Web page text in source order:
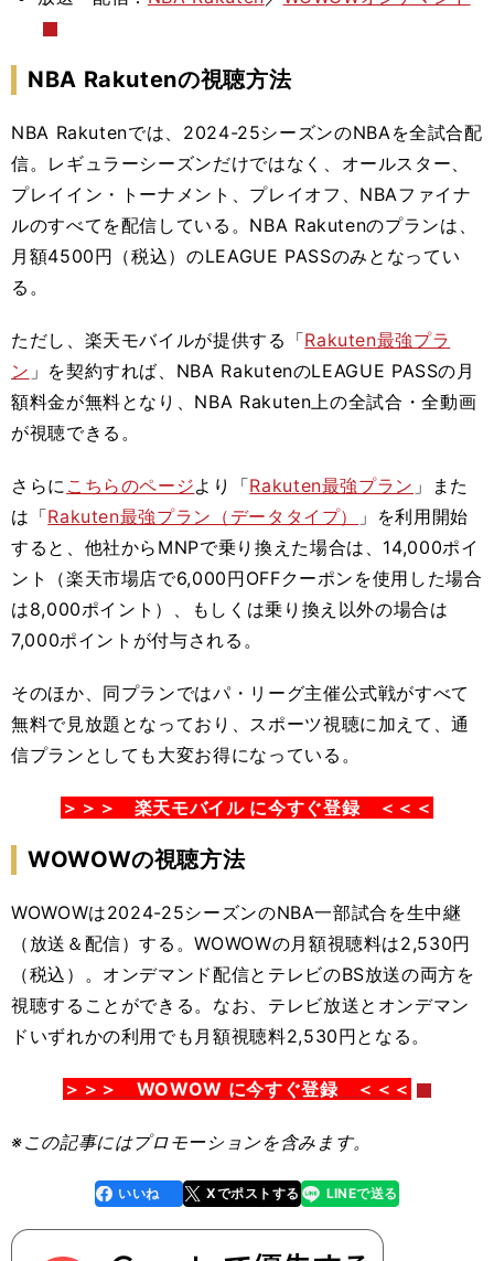
NBA Rakutenの視聴方法
NBA Rakutenでは、2024-25シーズンのNBAを全試合配
信。レギュラーシーズンだけではなく、オールスター、
プレイイン・トーナメント、プレイオフ、NBAファイナ
ルのすべてを配信している。NBA Rakutenのプランは、
月額4500円（税込）のLEAGUE PASSのみとなってい
る。
ただし、楽天モバイルが提供する「Rakuten最強プラ
ン 」を契約すれば、NBA RakutenのLEAGUE PASSの月
額料金が無料となり、NBA Rakuten上の全試合・全動画
が視聴できる。
さらに こちらのページより「Rakuten最強プラン 」また
は「Rakuten最強プラン（データタイプ）
」を利用開始
すると、他社からMNPで乗り換えた場合は、14,000ポイ
ント（楽天市場店で6,000円OFFクーポンを使用した場合
は8,000ポイント）、もしくは乗り換え以外の場合は
7,000ポイントが付与される。
そのほか、同プランではパ・リーグ主催公式戦がすべて
無料で見放題となっており、スポーツ視聴に加えて、通
信プランとしても大変お得になっている。
＞＞＞ 楽天モバイル に今すぐ登録 ＜＜＜
WOWOWの視聴方法
WOWOWは2024-25シーズンのNBA一部試合 を生中継
（放送＆配信）する。WOWOWの月額視聴料は2,530円
（税込）。オンデマンド配信とテレビのBS放送の両方を
視聴することができる。なお、テレビ放送とオンデマン
ドいずれかの利用でも月額視聴料2,530円となる。
＞＞＞ WOWOW に今すぐ登録 ＜＜＜
※この記事にはプロモーションを含みます。
faceboo
k
いいね Xでポストする
line LINEで送る